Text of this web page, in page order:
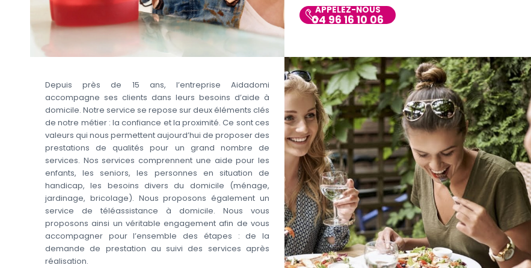
APPELEZ-NOUS
04 96 16 10 06
Depuis près de 15 ans, l’entreprise Aidadomi
accompagne ses clients dans leurs besoins d’aide à
domicile. Notre service se repose sur deux éléments clés
de notre métier : la confiance et la proximité. Ce sont ces
valeurs qui nous permettent aujourd’hui de proposer des
prestations de qualités pour un grand nombre de
services. Nos services comprennent une aide pour les
enfants, les seniors, les personnes en situation de
handicap, les besoins divers du domicile (ménage,
jardinage, bricolage). Nous proposons également un
service de téléassistance à domicile. Nous vous
proposons ainsi un véritable engagement afin de vous
accompagner pour l’ensemble des étapes : de la
demande de prestation au suivi des services après
réalisation.